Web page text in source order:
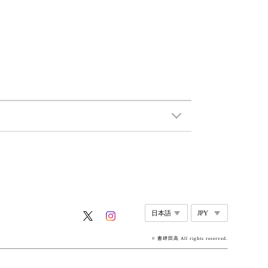
© 書肆田高 All rights reserved.